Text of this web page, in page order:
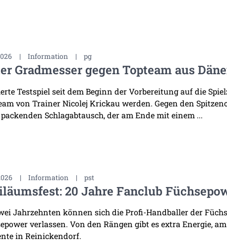
| Information | pg
Gradmesser gegen Topteam aus
Testspiel seit dem Beginn der Vorbereitung auf die
von Trainer Nicolej Krickau werden. Gegen den
Schlagabtausch, der am Ende mit einem ...
| Information | pst
20 Jahre Fanclub
Jahrzehnten können sich die Profi-Handballer der
verlassen. Von den Rängen gibt es extra Energie,
in Reinickendorf.